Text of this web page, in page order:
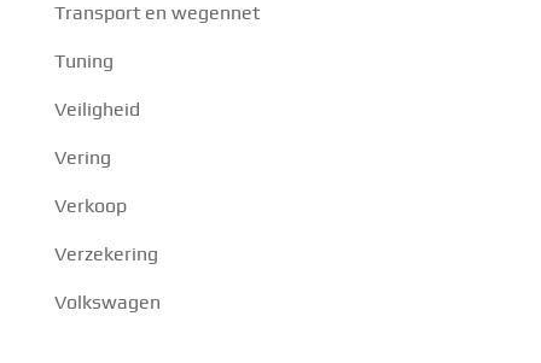
Transport en wegennet
Tuning
Veiligheid
Vering
Verkoop
Verzekering
Volkswagen